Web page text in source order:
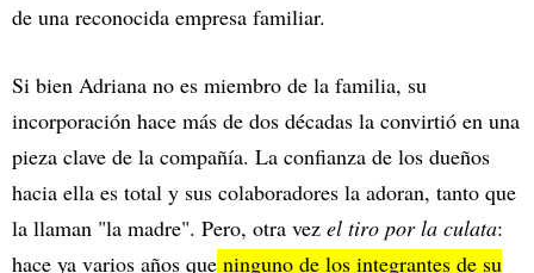
de una reconocida empresa familiar.
Si bien Adriana no es miembro de la familia, su
incorporación hace más de dos décadas la convirtió en una
pieza clave de la compañía. La confianza de los dueños
hacia ella es total y sus colaboradores la adoran, tanto que
la llaman "la madre". Pero, otra vez el tiro por la culata:
hace ya varios años que ninguno de los integrantes de su